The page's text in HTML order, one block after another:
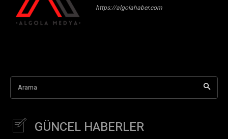
https://algolahaber.com
Arama
GÜNCEL HABERLER